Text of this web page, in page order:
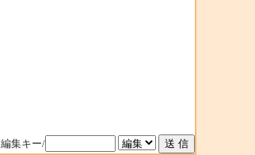
編集キー/